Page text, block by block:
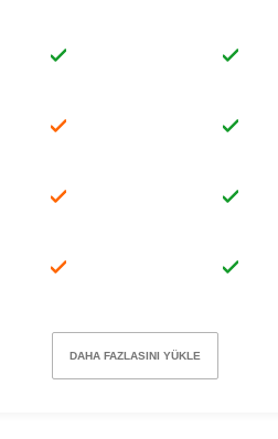
DAHA FAZLASINI YÜKLE